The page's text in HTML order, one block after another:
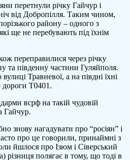
перетнули річку Гайчур і
від Добропілля. Таким чином,
району – одного з
ще не перебувають під їхнім
переправилися через річку
та південну частини Гуляйполя.
Травневої, а на півдні їхні
дороги Т0401.
всрф на такій чудовій
Гайчур.
знову нагадувати про “росіян” і
про це говорили, принаймні з
йшлося про Ізюм і Сіверський
полягає в тому, що тоді в